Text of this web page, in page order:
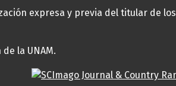
expresa y previa del titular de los
la UNAM.